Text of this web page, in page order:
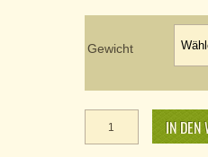
Gewicht
Orange-
Grün Menge
IN DEN